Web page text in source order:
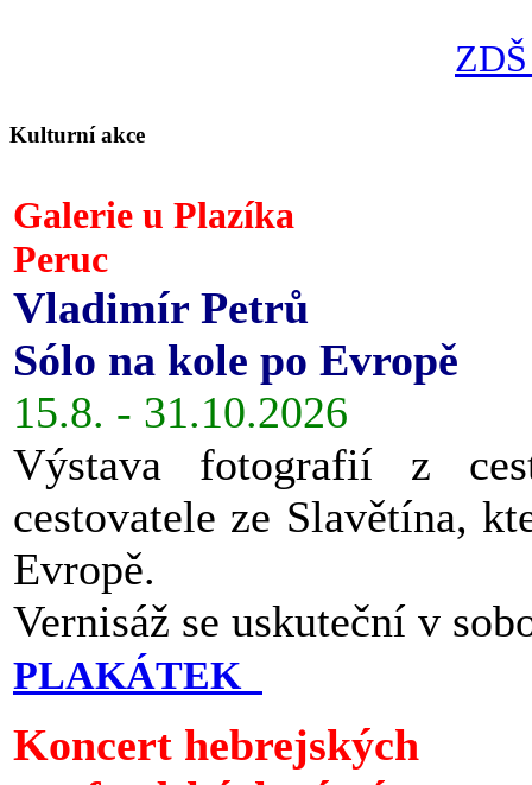
Kulturní akce
Galerie u Plazíka
Peruc
Vladimír Petrů
Sólo na kole po Evropě
15.8. - 31.10.2026
Výstava fotografií z
cestovatele ze Slavětína,
Evropě.
Vernisáž se uskuteční v
PLAKÁTEK
Koncert hebrejských